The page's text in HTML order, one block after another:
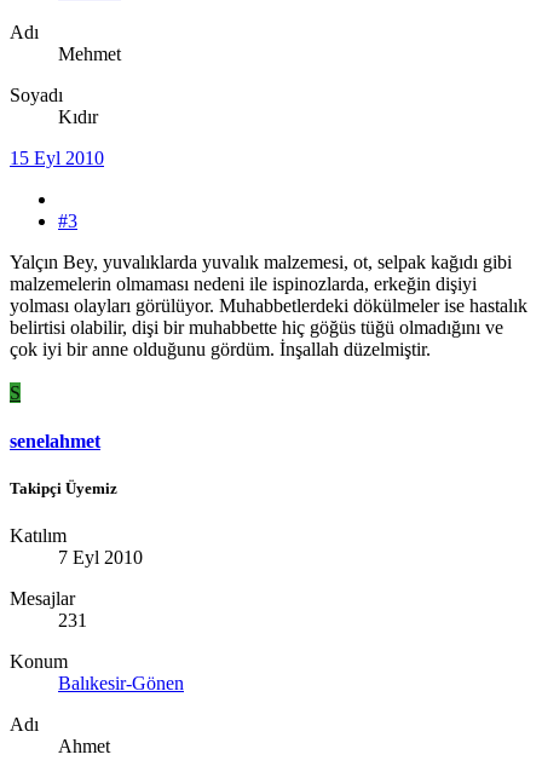
Adı
Mehmet
Soyadı
Kıdır
15 Eyl 2010
#3
Yalçın Bey, yuvalıklarda yuvalık malzemesi, ot, selpak kağıdı gibi
malzemelerin olmaması nedeni ile ispinozlarda, erkeğin dişiyi
yolması olayları görülüyor. Muhabbetlerdeki dökülmeler ise hastalık
belirtisi olabilir, dişi bir muhabbette hiç göğüs tüğü olmadığını ve
çok iyi bir anne olduğunu gördüm. İnşallah düzelmiştir.
S
senelahmet
Takipçi Üyemiz
Katılım
7 Eyl 2010
Mesajlar
231
Konum
Balıkesir-Gönen
Adı
Ahmet